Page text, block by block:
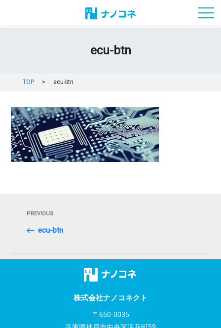
ecu-btn
TOP > ecu-btn
ビ
Previous
Post
PREVIOUS
ecu-btn
株式会社ナノコネクト
〒650-0035